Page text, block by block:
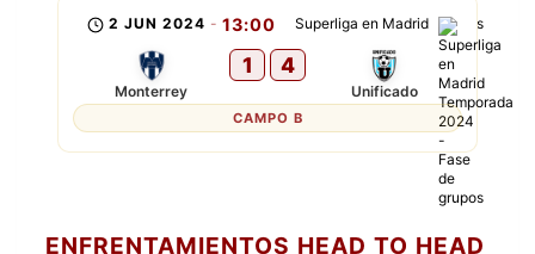
Superliga en Madrid
2 JUN 2024 - 13:00
Monterrey
1 4
Unificado
CAMPO B
ENFRENTAMIENTOS HEAD TO HEAD